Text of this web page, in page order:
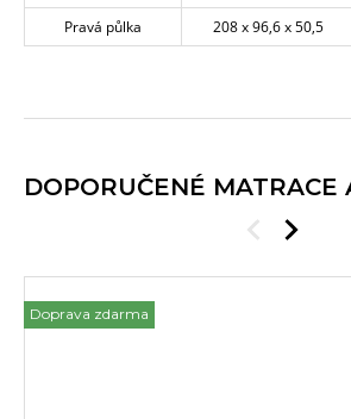
Pravá půlka
208 x 96,6 x 50,5
DOPORUČENÉ MATRACE
Doprava zdarma